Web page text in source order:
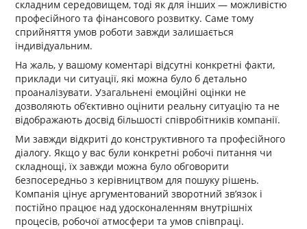
складним середовищем, тоді як для інших — можливістю
професійного та фінансового розвитку. Саме тому
сприйняття умов роботи завжди залишається
індивідуальним.
На жаль, у вашому коментарі відсутні конкретні факти,
приклади чи ситуації, які можна було б детально
проаналізувати. Узагальнені емоційні оцінки не
дозволяють об’єктивно оцінити реальну ситуацію та не
відображають досвід більшості співробітників компанії.
Ми завжди відкриті до конструктивного та професійного
діалогу. Якщо у вас були конкретні робочі питання чи
складнощі, їх завжди можна було обговорити
безпосередньо з керівництвом для пошуку рішень.
Компанія цінує аргументований зворотний зв’язок і
постійно працює над удосконаленням внутрішніх
процесів, робочої атмосфери та умов співпраці.